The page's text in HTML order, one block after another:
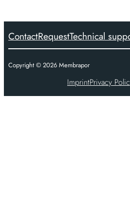
ContactRequestTechnical
Copyright © 2026Membrapor
ImprintPrivacy